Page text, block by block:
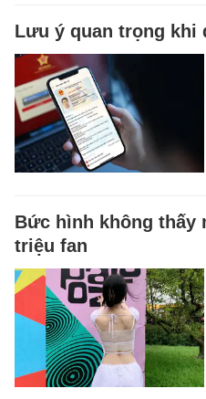
Lưu ý quan trọng khi
Bức hình không thấy
triệu fan